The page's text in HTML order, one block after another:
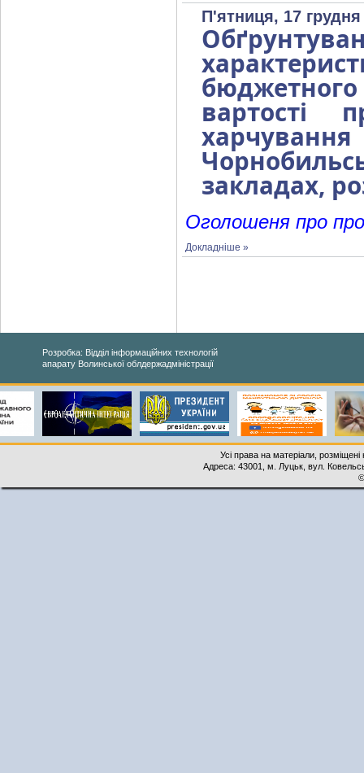
П'ятниця, 17
вартості
закладах,
Оголошеня про
Докладніше »
Розробка: Відділ інформаційних технологій
апарату Волинської облдержадміністрації
Усі права на матеріали,
Адреса: 43001, м. Луцьк, вул.